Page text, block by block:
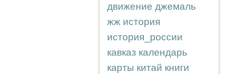
движение джемаль
жж история
история_россии
кавказ календарь
карты китай книги